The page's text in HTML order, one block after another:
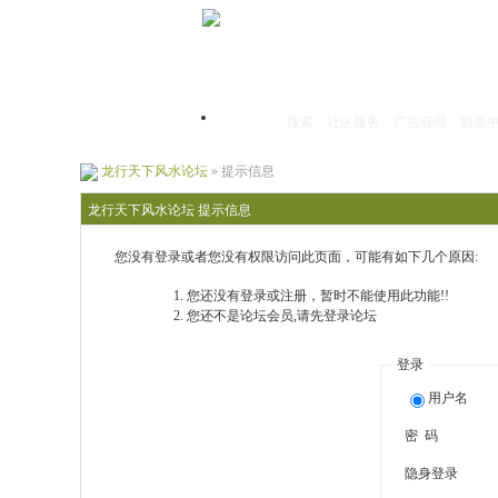
龙行天下风水论坛 » 提示信息
龙行天下风水论坛 提示信息
您没有登录或者您没有权限访问此页面，可能有如下几个原因:
您还没有登录或注册，暂时不能使用此功能!!
您还不是论坛会员,请先登录论坛
登录
用户名
密 码
隐身登录